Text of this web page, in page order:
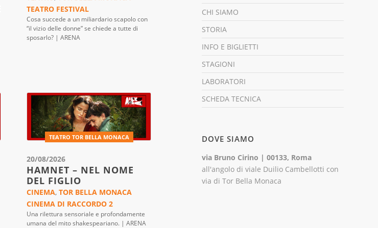
TEATRO FESTIVAL
Cosa succede a un miliardario scapolo con
“il vizio delle donne” se chiede a tutte di
sposarlo? | ARENA
TEATRO TOR BELLA MONACA
20/08/2026
HAMNET – NEL NOME
DEL FIGLIO
CINEMA, TOR BELLA MONACA
CINEMA DI RACCORDO 2
Una rilettura sensoriale e profondamente
umana del mito shakespeariano. | ARENA
CHI SIAMO
STORIA
INFO E BIGLIETTI
STAGIONI
LABORATORI
SCHEDA TECNICA
DOVE SIAMO
via Bruno Cirino | 00133, Roma
all'angolo di viale Duilio Cambellotti con
via di Tor Bella Monaca